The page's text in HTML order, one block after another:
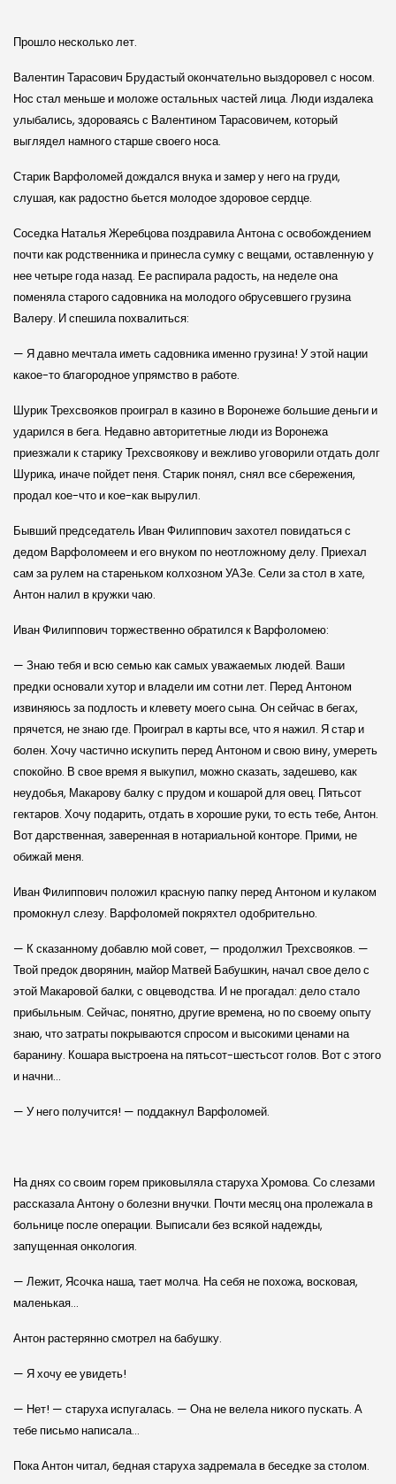
Прошло несколько лет.
Валентин Тарасович Брудастый окончательно выздоровел с носом.
Нос стал меньше и моложе остальных частей лица. Люди издалека
улыбались, здороваясь с Валентином Тарасовичем, который
выглядел намного старше своего носа.
Старик Варфоломей дождался внука и замер у него на груди,
слушая, как радостно бьется молодое здоровое сердце.
Соседка Наталья Жеребцова поздравила Антона с освобождением
почти как родственника и принесла сумку с вещами, оставленную у
нее четыре года назад. Ее распирала радость, на неделе она
поменяла старого садовника на молодого обрусевшего грузина
Валеру. И спешила похвалиться:
— Я давно мечтала иметь садовника именно грузина! У этой нации
какое-то благородное упрямство в работе.
Шурик Трехсвояков проиграл в казино в Воронеже большие деньги и
ударился в бега. Недавно авторитетные люди из Воронежа
приезжали к старику Трехсвоякову и вежливо уговорили отдать долг
Шурика, иначе пойдет пеня. Старик понял, снял все сбережения,
продал кое-что и кое-как вырулил.
Бывший председатель Иван Филиппович захотел повидаться с
дедом Варфоломеем и его внуком по неотложному делу. Приехал
сам за рулем на стареньком колхозном УАЗе. Сели за стол в хате,
Антон налил в кружки чаю.
Иван Филиппович торжественно обратился к Варфоломею:
— Знаю тебя и всю семью как самых уважаемых людей. Ваши
предки основали хутор и владели им сотни лет. Перед Антоном
извиняюсь за подлость и клевету моего сына. Он сейчас в бегах,
прячется, не знаю где. Проиграл в карты все, что я нажил. Я стар и
болен. Хочу частично искупить перед Антоном и свою вину, умереть
спокойно. В свое время я выкупил, можно сказать, задешево, как
неудобья, Макарову балку с прудом и кошарой для овец. Пятьсот
гектаров. Хочу подарить, отдать в хорошие руки, то есть тебе, Антон.
Вот дарственная, заверенная в нотариальной конторе. Прими, не
обижай меня.
Иван Филиппович положил красную папку перед Антоном и кулаком
промокнул слезу. Варфоломей покряхтел одобрительно.
— К сказанному добавлю мой совет, — продолжил Трехсвояков. —
Твой предок дворянин, майор Матвей Бабушкин, начал свое дело с
этой Макаровой балки, с овцеводства. И не прогадал: дело стало
прибыльным. Сейчас, понятно, другие времена, но по своему опыту
знаю, что затраты покрываются спросом и высокими ценами на
баранину. Кошара выстроена на пятьсот-шестьсот голов. Вот с этого
и начни…
— У него получится! — поддакнул Варфоломей.
На днях со своим горем приковыляла старуха Хромова. Со слезами
рассказала Антону о болезни внучки. Почти месяц она пролежала в
больнице после операции. Выписали без всякой надежды,
запущенная онкология.
— Лежит, Ясочка наша, тает молча. На себя не похожа, восковая,
маленькая…
Антон растерянно смотрел на бабушку.
— Я хочу ее увидеть!
— Нет! — старуха испугалась. — Она не велела никого пускать. А
тебе письмо написала…
Пока Антон читал, бедная старуха задремала в беседке за столом.